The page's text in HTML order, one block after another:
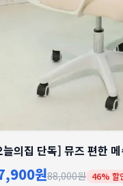
의집 단독] 뮤즈 편한
원88,000원 46% 할